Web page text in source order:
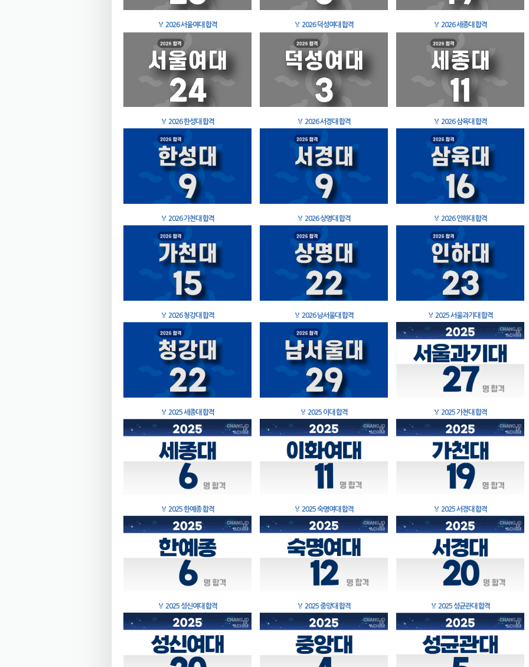
🏅 2026 서울여대 합격 🏅 2026 덕성여대 합격 🏅 2026 세종대 합격
🏅 2026 한성대 합격 🏅 2026 서경대 합격 🏅 2026 삼육대 합격
🏅 2026 가천대 합격 🏅 2026 상명대 합격 🏅 2026 인하대 합격
🏅 2026 청강대 합격 🏅 2026 남서울대 합격 🏅 2025 서울과기대 합격
🏅 2025 세종대 합격 🏅 2025 이대 합격 🏅 2025 가천대 합격
🏅 2025 한예종 합격 🏅 2025 숙명여대 합격 🏅 2025 서경대 합격
🏅 2025 성신여대 합격 🏅 2025 중앙대 합격 🏅 2025 성균관대 합격